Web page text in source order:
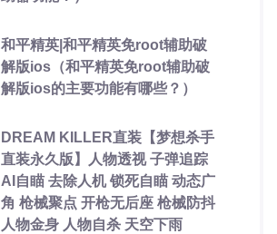
和平精英|和平精英免root辅助破
解版ios（和平精英免root辅助破
解版ios的主要功能有哪些？）
DREAM KILLER直装【梦想杀手
直装永久版】人物透视 子弹追踪
AI自瞄 去除人机 锁死自瞄 动态广
角 枪械聚点 开枪无后座 枪械防抖
人物金身 人物自杀 天空下雨